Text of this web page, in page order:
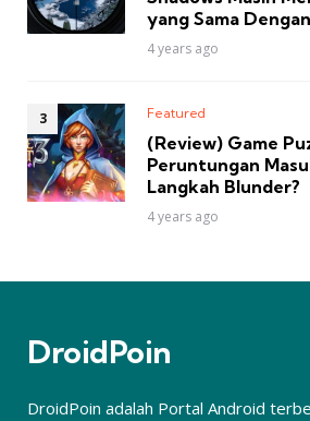
yang Sama
4 years ago
Featured
(Review) Game
Peruntungan
Langkah Blunder?
4 years ago
DroidPoin
DroidPoin adalah Portal Android